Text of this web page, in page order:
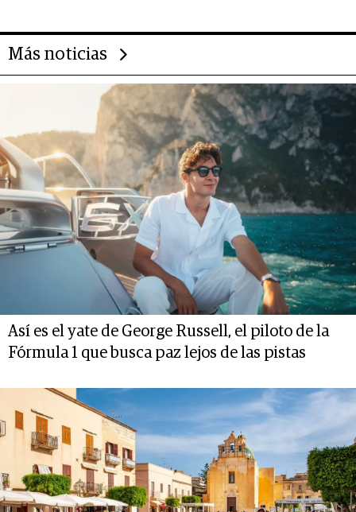
Más noticias
Así es el yate de George Russell, el piloto de la
Fórmula 1 que busca paz lejos de las pistas